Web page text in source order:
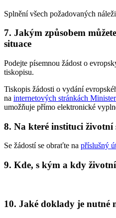
Splnění všech požadovaných
7. Jakým způsobem
situace
Podejte písemnou žádost o
tiskopisu.
Tiskopis žádosti o vydání
na internetových stránkách
umožňuje přímo elektronické
8. Na které instituci životní
Se žádostí se obraťte na příslušný
9. Kde, s kým a kdy
10. Jaké doklady je nutné